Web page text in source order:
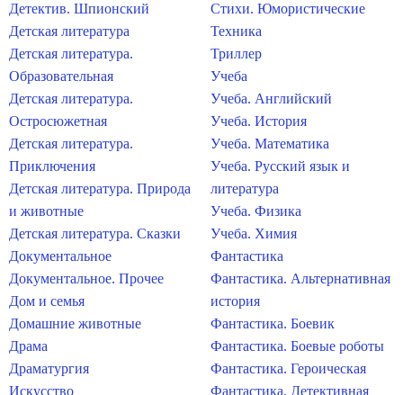
Детектив. Шпионский
Детская литература
Детская литература.
Образовательная
Детская литература.
Остросюжетная
Детская литература.
Приключения
Детская литература. Природа
и животные
Детская литература. Сказки
Документальное
Документальное. Прочее
Дом и семья
Домашние животные
Драма
Драматургия
Искусство
Стихи. Юмористические
Техника
Триллер
Учеба
Учеба. Английский
Учеба. История
Учеба. Математика
Учеба. Русский язык и
литература
Учеба. Физика
Учеба. Химия
Фантастика
Фантастика. Альтернативная
история
Фантастика. Боевик
Фантастика. Боевые роботы
Фантастика. Героическая
Фантастика. Детективная